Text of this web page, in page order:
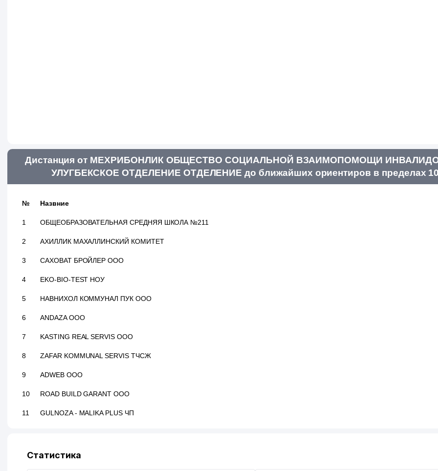
Дистанция от МЕХРИБОНЛИК ОБЩЕСТВО СОЦИАЛЬНОЙ ВЗАИМОПОМОЩИ
УЛУГБЕКСКОЕ ОТДЕЛЕНИЕ ОТДЕЛЕНИЕ до ближайших ориентиров в пределах
№ Назвние
1 ОБЩЕОБРАЗОВАТЕЛЬНАЯ СРЕДНЯЯ ШКОЛА №211
2 АХИЛЛИК МАХАЛЛИНСКИЙ КОМИТЕТ
3 САХОВАТ БРОЙЛЕР ООО
4 EKO-BIO-TEST НОУ
5 НАВНИХОЛ КОММУНАЛ ПУК ООО
6 ANDAZA ООО
7 KASTING REAL SERVIS ООО
8 ZAFAR KOMMUNAL SERVIS ТЧСЖ
9 ADWEB ООО
10 ROAD BUILD GARANT ООО
11 GULNOZA - MALIKA PLUS ЧП
13Статистика